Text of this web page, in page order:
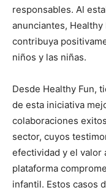
responsables. Al
anunciantes,
contribuya
niños y las niñas.
Desde Healthy Fun,
de esta iniciativa
colaboraciones
sector, cuyos
efectividad y el valor
plataforma
infantil. Estos casos